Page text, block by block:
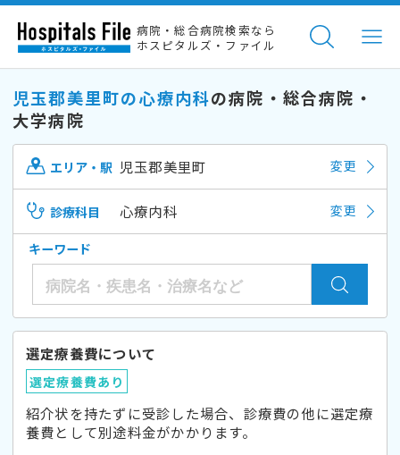
病院・総合病院検索なら
ホスピタルズ・ファイル
児玉郡美里町の心療内科の病院・総合病院・
大学病院
エリア・駅 児玉郡美里町 変更
診療科目 心療内科 変更
キーワード
選定療養費について
選定療養費あり
紹介状を持たずに受診した場合、診療費の他に選定療
養費として別途料金がかかります。